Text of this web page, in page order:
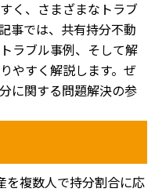
く、さまざまなトラブ
事では、共有持分不動
ラブル事例、そして解
やすく解説します。ぜ
に関する問題解決の参
を複数人で持分割合に応